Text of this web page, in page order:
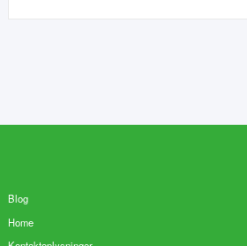
Blog
Home